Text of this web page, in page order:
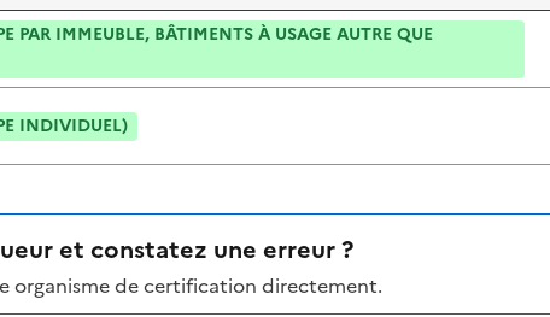
PAR IMMEUBLE, BÂTIMENTS À USAGE AUTRE QUE
INDIVIDUEL)
et constatez une erreur ?
organisme de certification directement.